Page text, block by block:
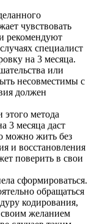
чувствовать
рекомендуют
специалист
на 3 месяца.
или
несовместимы с
должен
метода
3 месяца даст
можно жить без
и восстановления
поверить в свои
сформироваться.
обращаться
кодирования,
своим желанием